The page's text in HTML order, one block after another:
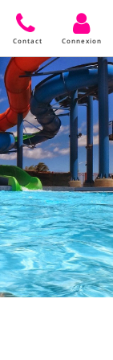
Contact Connexion